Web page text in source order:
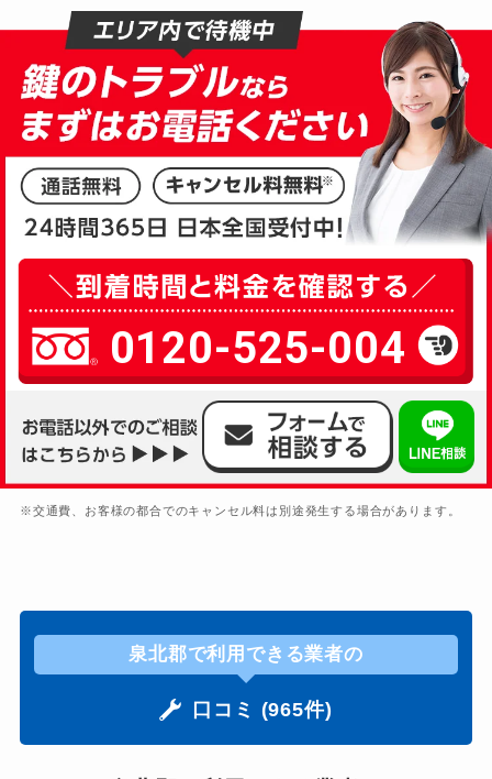
0120-525-004
※交通費、お客様の都合でのキャンセル料は別途発生する場合があります。
泉北郡で利用できる業者の
口コミ (965件)